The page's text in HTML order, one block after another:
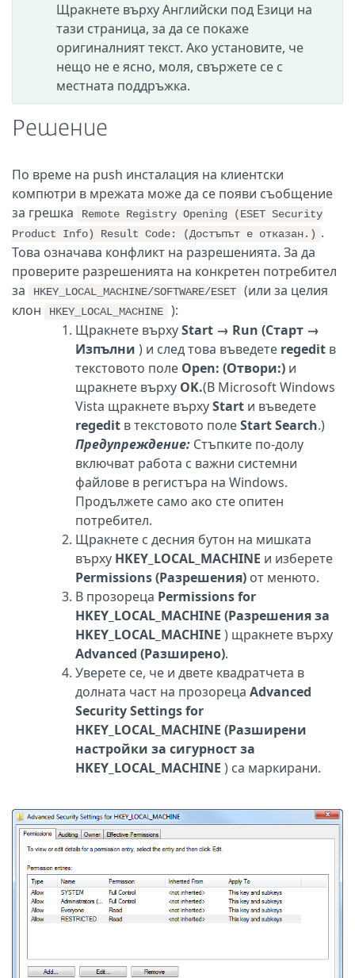
Щракнете върху Английски под Езици на
тази страница, за да се покаже
оригиналният текст. Ако установите, че
нещо не е ясно, моля, свържете се с
местната поддръжка.
Решение
По време на push инсталация на клиентски
компютри в мрежата може да се появи съобщение
за грешка
Remote Registry Opening (ESET Security
Product Info) Result Code: (Достъпът е отказан.) .
Това означава конфликт на разрешенията. За да
проверите разрешенията на конкретен потребител
за
HKEY_LOCAL_MACHINE/SOFTWARE/ESET
(или за целия
клон
HKEY_LOCAL_MACHINE
):
Щракнете върхуStart → Run (Старт →
Изпълни ) и след това въведете regedit в
текстовото поле Open: (Отвори:) и
щракнете върху OK.(В Microsoft Windows
Vista щракнете върхуStart и въведете
regedit в текстовото полеStart Search.)
Предупреждение: Стъпките по-долу
включват работа с важни системни
файлове в регистъра на Windows.
Продължете само ако сте опитен
потребител.
Щракнете с десния бутон на мишката
върху HKEY_LOCAL_MACHINE и изберете
Permissions (Разрешения) от менюто.
В прозореца Permissions for
HKEY_LOCAL_MACHINE (Разрешения за
HKEY_LOCAL_MACHINE ) щракнете върху
Advanced (Разширено).
Уверете се, че и двете квадратчета в
долната част на прозореца Advanced
Security Settings for
HKEY_LOCAL_MACHINE (Разширени
настройки за сигурност за
HKEY_LOCAL_MACHINE ) са маркирани.